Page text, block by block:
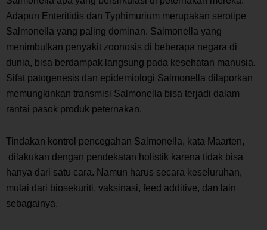
Adapun Enteritidis dan Typhimurium merupakan serotipe
Salmonella yang paling dominan. Salmonella yang
menimbulkan penyakit zoonosis di beberapa negara di
dunia, bisa berdampak langsung pada kesehatan manusia.
Sifat patogenesis dan epidemiologi Salmonella dilaporkan
memungkinkan transmisi Salmonella bisa terjadi dalam
rantai pasok produk peternakan.
Tindakan kontrol pencegahan Salmonella, kata Maarten,
dilakukan dengan pendekatan holistik karena tidak bisa
hanya dari satu cara. Namun harus secara keseluruhan,
mulai dari biosekuriti, vaksinasi, feed additive, dan lain
sebagainya.